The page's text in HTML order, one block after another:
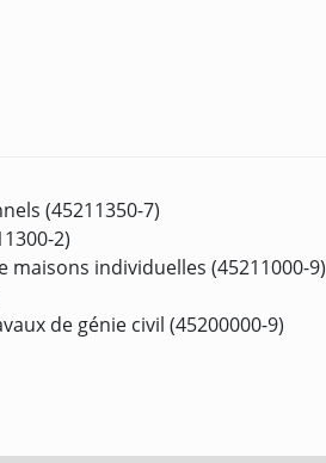
(45211350-7)
2)
individuelles (45211000-9)
de génie civil (45200000-9)